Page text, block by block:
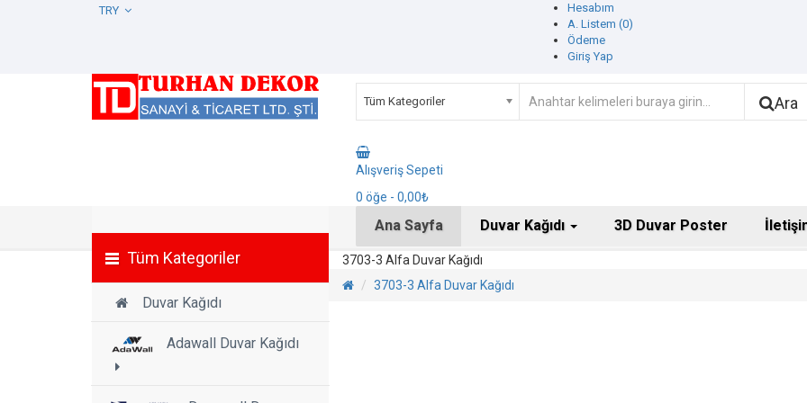
Hesabım
A. Listem (0)
Ödeme
Giriş Yap
Tüm Kategoriler Ara
Alışveriş Sepeti
0 öğe - 0,00₺
Tüm Kategoriler
Duvar Kağıdı
Adawall Duvar Kağıdı
Ana Sayfa Duvar Kağıdı 3D Duvar Poster
3703-3 Alfa Duvar Kağıdı
3703-3 Alfa Duvar Kağıdı